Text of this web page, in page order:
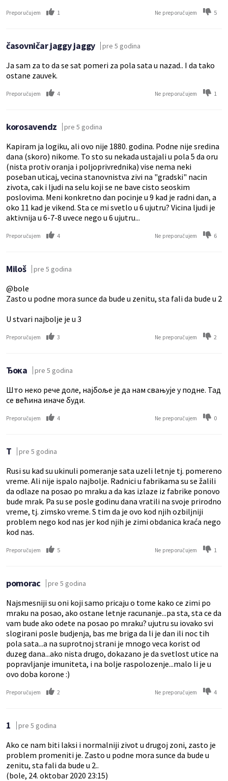
Preporučujem 1 Ne preporučujem 5
časovničar jaggy jaggy pre 5 godina
Ja sam za to da se sat pomeri za pola sata u nazad.. I da tako
ostane zauvek.
Preporučujem 4 Ne preporučujem 1
korosavendz pre 5 godina
Kapiram ja logiku, ali ovo nije 1880. godina. Podne nije sredina
dana (skoro) nikome. To sto su nekada ustajali u pola 5 da oru
(nista protiv oranja i poljoprivrednika) vise nema neki
poseban uticaj, vecina stanovnistva zivi na "gradski" nacin
zivota, cak i ljudi na selu koji se ne bave cisto seoskim
poslovima. Meni konkretno dan pocinje u 9 kad je radni dan, a
oko 11 kad je vikend. Sta ce mi svetlo u 6 ujutru? Vicina ljudi je
aktivnija u 6-7-8 uvece nego u 6 ujutru...
Preporučujem 4 Ne preporučujem 6
Miloš pre 5 godina
@bole
Zasto u podne mora sunce da bude u zenitu, sta fali da bude u 2
U stvari najbolje je u 3
Preporučujem 3 Ne preporučujem 2
Ђока pre 5 godina
Што неко рече доле, најбоље је да нам свањује у подне. Тад
се већина иначе буди.
Preporučujem 4 Ne preporučujem 0
T pre 5 godina
Rusi su kad su ukinuli pomeranje sata uzeli letnje tj. pomereno
vreme. Ali nije ispalo najbolje. Radnici u fabrikama su se žalili
da odlaze na posao po mraku a da kas izlaze iz fabrike ponovo
bude mrak. Pa su se posle godinu dana vratili na svoje prirodno
vreme, tj. zimsko vreme. S tim da je ovo kod njih ozbiljniji
problem nego kod nas jer kod njih je zimi obdanica kraća nego
kod nas.
Preporučujem 5 Ne preporučujem 1
pomorac pre 5 godina
Najsmesniji su oni koji samo pricaju o tome kako ce zimi po
mraku na posao, ako ostane letnje racunanje...pa sta, sta ce da
vam bude ako odete na posao po mraku? ujutru su iovako svi
slogirani posle budjenja, bas me briga da li je dan ili noc tih
pola sata...a na suprotnoj strani je mnogo veca korist od
duzeg dana...ako nista drugo, dokazano je da svetlost utice na
popravljanje imuniteta, i na bolje raspolozenje...malo li je u
ovo doba korone :)
Preporučujem 2 Ne preporučujem 4
1 pre 5 godina
Ako ce nam biti laksi i normalniji zivot u drugoj zoni, zasto je
problem promeniti je. Zasto u podne mora sunce da bude u
zenitu, sta fali da bude u 2..
(bole, 24. oktobar 2020 23:15)